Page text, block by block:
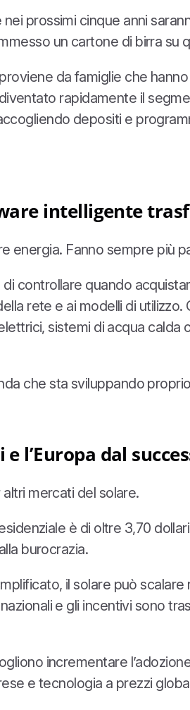
prossimi cinque anni
un cartone di birra su
da famiglie che
rapidamente il
depositi e
intelligente
energia. Fanno sempre più
controllare quando
rete e ai modelli di
sistemi di acqua
che sta sviluppando
l’Europa dal
mercati del solare.
è di oltre 3,70
burocrazia.
il solare può
e gli incentivi sono
incrementare
e tecnologia a prezzi